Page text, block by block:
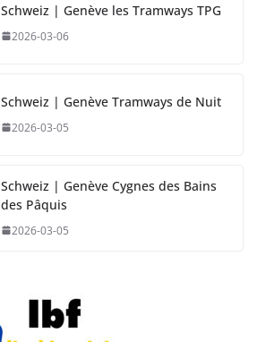
Schweiz | Genève les Tramways TPG
2026-03-06
Schweiz | Genève Tramways de Nuit
2026-03-05
Schweiz | Genève Cygnes des Bains
des Pâquis
2026-03-05